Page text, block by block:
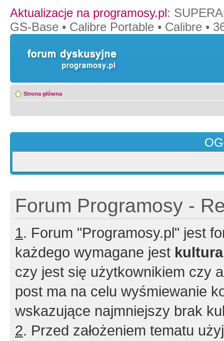
Aktualizacje na programosy.pl:
GS-Base • Calibre Portable • Calibre •
Strona główna
Forum Programosy -
1. Forum "Programosy.pl" jest
każdego wymagane jest
czy jest się użytkownikiem czy
post ma na celu wyśmiewanie
wskazujące najmniejszy brak
2. Przed założeniem tematu